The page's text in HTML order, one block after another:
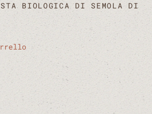
BIOLOGICA DI SEMOLA DI